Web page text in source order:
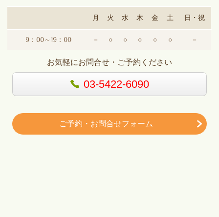
月 火 水 木 金 土 日・祝
9：00～19：00 － ○ ○ ○ ○ ○ －
お気軽にお問合せ・ご予約ください
03-5422-6090
ご予約・お問合せフォーム